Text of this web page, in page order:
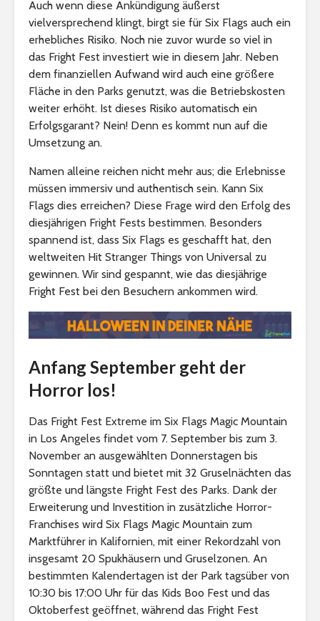
Auch wenn diese Ankündigung äußerst
vielversprechend klingt, birgt sie für Six Flags auch ein
erhebliches Risiko. Noch nie zuvor wurde so viel in
das Fright Fest investiert wie in diesem Jahr. Neben
dem finanziellen Aufwand wird auch eine größere
Fläche in den Parks genutzt, was die Betriebskosten
weiter erhöht. Ist dieses Risiko automatisch ein
Erfolgsgarant? Nein! Denn es kommt nun auf die
Umsetzung an.
Namen alleine reichen nicht mehr aus; die Erlebnisse
müssen immersiv und authentisch sein. Kann Six
Flags dies erreichen? Diese Frage wird den Erfolg des
diesjährigen Fright Fests bestimmen. Besonders
spannend ist, dass Six Flags es geschafft hat, den
weltweiten Hit Stranger Things von Universal zu
gewinnen. Wir sind gespannt, wie das diesjährige
Fright Fest bei den Besuchern ankommen wird.
Anfang September geht der
Horror los!
Das Fright Fest Extreme im Six Flags Magic Mountain
in Los Angeles findet vom 7. September bis zum 3.
November an ausgewählten Donnerstagen bis
Sonntagen statt und bietet mit 32 Gruselnächten das
größte und längste Fright Fest des Parks. Dank der
Erweiterung und Investition in zusätzliche Horror-
Franchises wird Six Flags Magic Mountain zum
Marktführer in Kalifornien, mit einer Rekordzahl von
insgesamt 20 Spukhäusern und Gruselzonen. An
bestimmten Kalendertagen ist der Park tagsüber von
10:30 bis 17:00 Uhr für das Kids Boo Fest und das
Oktoberfest geöffnet, während das Fright Fest